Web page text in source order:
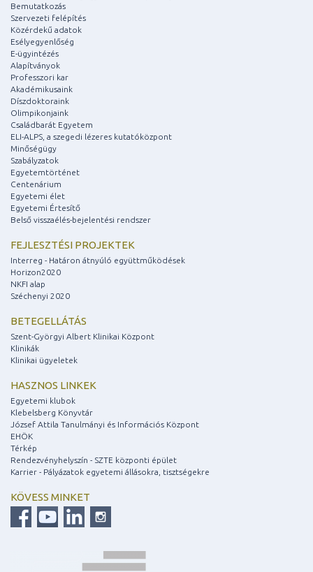
Bemutatkozás
Szervezeti felépítés
Közérdekű adatok
Esélyegyenlőség
E-ügyintézés
Alapítványok
Professzori kar
Akadémikusaink
Díszdoktoraink
Olimpikonjaink
Családbarát Egyetem
ELI-ALPS, a szegedi lézeres kutatóközpont
Minőségügy
Szabályzatok
Egyetemtörténet
Centenárium
Egyetemi élet
Egyetemi Értesítő
Belső visszaélés-bejelentési rendszer
FEJLESZTÉSI PROJEKTEK
Interreg - Határon átnyúló együttműködések
Horizon2020
NKFI alap
Széchenyi 2020
BETEGELLÁTÁS
Szent-Györgyi Albert Klinikai Központ
Klinikák
Klinikai ügyeletek
HASZNOS LINKEK
Egyetemi klubok
Klebelsberg Könyvtár
József Attila Tanulmányi és Információs Központ
EHÖK
Térkép
Rendezvényhelyszín - SZTE központi épület
Karrier - Pályázatok egyetemi állásokra, tisztségekre
KÖVESS MINKET